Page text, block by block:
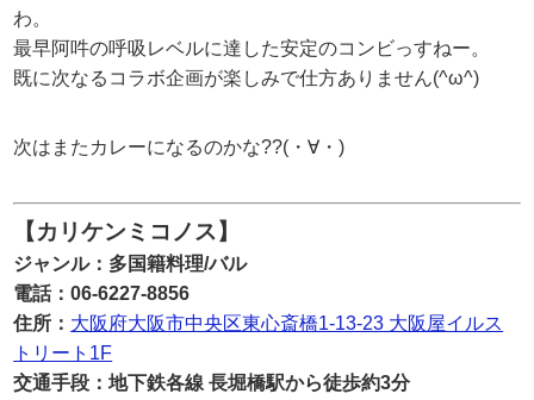
わ。
最早阿吽の呼吸レベルに達した安定のコンビっすねー。
既に次なるコラボ企画が楽しみで仕方ありません(^ω^)
次はまたカレーになるのかな??(・∀・)
【カリケンミコノス】
ジャンル：多国籍料理/バル
電話：06-6227-8856
住所： 大阪府大阪市中央区東心斎橋1-13-23 大阪屋イルス
トリート1F
交通手段：地下鉄各線 長堀橋駅から徒歩約3分